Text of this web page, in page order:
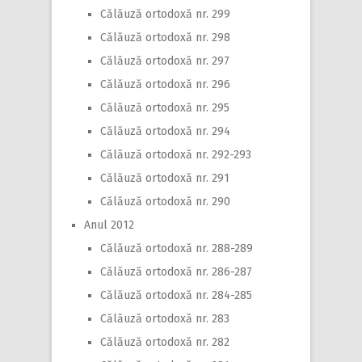
Călăuză ortodoxă nr. 299
Călăuză ortodoxă nr. 298
Călăuză ortodoxă nr. 297
Călăuză ortodoxă nr. 296
Călăuză ortodoxă nr. 295
Călăuză ortodoxă nr. 294
Călăuză ortodoxă nr. 292-293
Călăuză ortodoxă nr. 291
Călăuză ortodoxă nr. 290
Anul 2012
Călăuză ortodoxă nr. 288-289
Călăuză ortodoxă nr. 286-287
Călăuză ortodoxă nr. 284-285
Călăuză ortodoxă nr. 283
Călăuză ortodoxă nr. 282